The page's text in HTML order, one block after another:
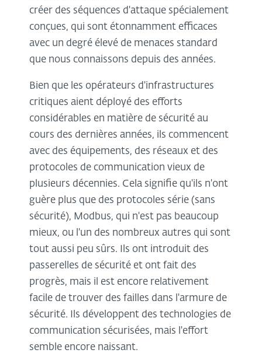
créer des séquences d'attaque spécialement
conçues, qui sont étonnamment efficaces
avec un degré élevé de menaces standard
que nous connaissons depuis des années.
Bien que les opérateurs d'infrastructures
critiques aient déployé des efforts
considérables en matière de sécurité au
cours des dernières années, ils commencent
avec des équipements, des réseaux et des
protocoles de communication vieux de
plusieurs décennies. Cela signifie qu'ils n'ont
guère plus que des protocoles série (sans
sécurité), Modbus, qui n'est pas beaucoup
mieux, ou l'un des nombreux autres qui sont
tout aussi peu sûrs. Ils ont introduit des
passerelles de sécurité et ont fait des
progrès, mais il est encore relativement
facile de trouver des failles dans l'armure de
sécurité. Ils développent des technologies de
communication sécurisées, mais l'effort
semble encore naissant.